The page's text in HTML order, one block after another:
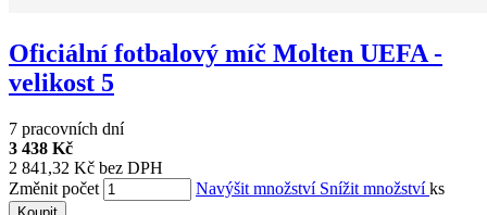
Oficiální fotbalový míč Molten UEFA -
velikost 5
7 pracovních dní
3 438 Kč
2 841,32 Kč bez DPH
Změnit počet
Navýšit množství Snížit množstvíks